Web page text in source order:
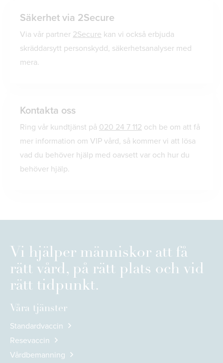
Säkerhet via 2Secure
Via vår partner 2Secure kan vi också erbjuda
skräddarsytt personskydd, säkerhetsanalyser med
mera.
Kontakta oss
Ring vår kundtjänst på 020 24 7 112 och be om att få
mer information om VIP vård, så kommer vi att lösa
vad du behöver hjälp med oavsett var och hur du
behöver hjälp.
Vi hjälper människor att få
rätt vård, på rätt plats och vid
rätt tidpunkt.
Våra tjänster
Standardvaccin
Resevaccin
Vårdbemanning